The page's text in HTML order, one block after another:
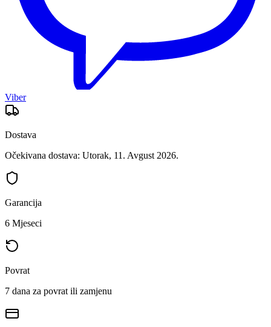
Viber
Dostava
Očekivana dostava: Utorak, 11. Avgust 2026.
Garancija
6 Mjeseci
Povrat
7 dana za povrat ili zamjenu